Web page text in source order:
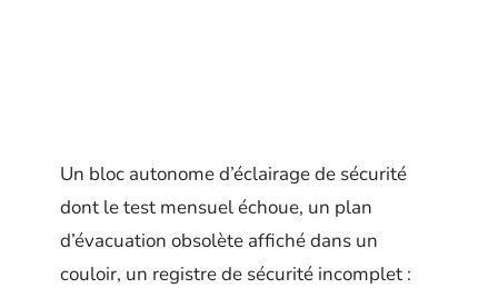
Un bloc autonome d’éclairage de sécurité
dont le test mensuel échoue, un plan
d’évacuation obsolète affiché dans un
couloir, un registre de sécurité incomplet :